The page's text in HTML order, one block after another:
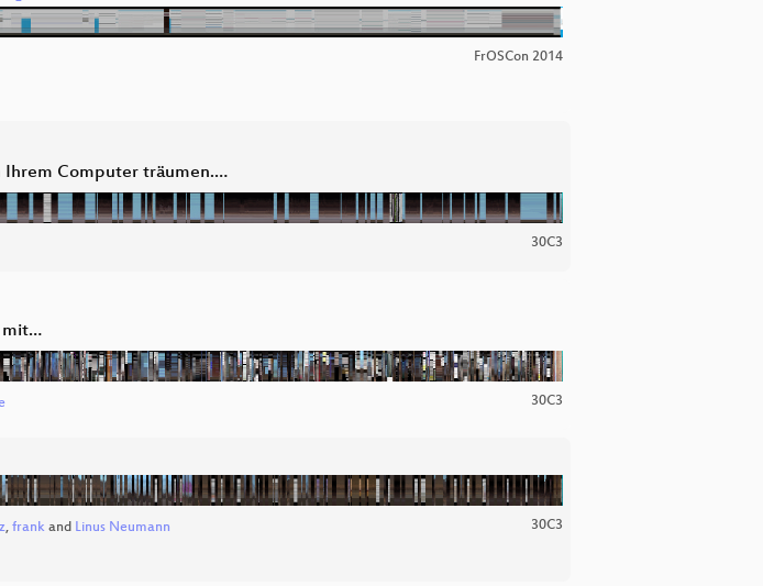
FrOSCon 2014
Ihrem Computer träumen.…
30C3
mit…
30C3
, frank and Linus Neumann 30C3